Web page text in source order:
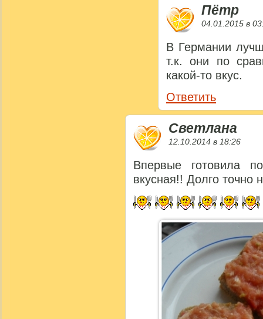
Пётр
04.01.2015 в
В Германии
т.к. они по
какой-то вкус.
Ответить
Светлана
12.10.2014 в 18:26
Впервые готовила
вкусная!! Долго точно